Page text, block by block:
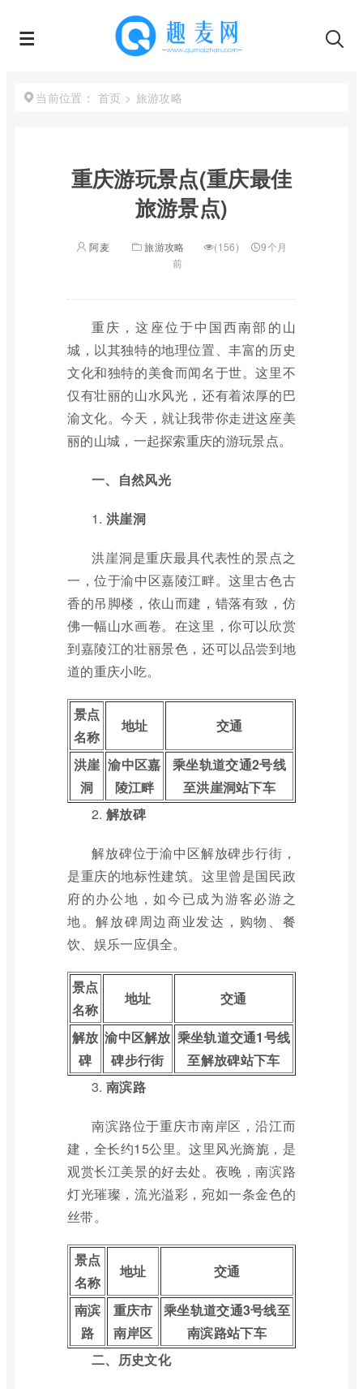
当前位置： 首页 > 旅游攻略
重庆游玩景点(重庆最佳
旅游景点)
阿麦 旅游攻略 (156)
9个月
前
重庆，这座位于中国西南部的山
城，以其独特的地理位置、丰富的历史
文化和独特的美食而闻名于世。这里不
仅有壮丽的山水风光，还有着浓厚的巴
渝文化。今天，就让我带你走进这座美
丽的山城，一起探索重庆的游玩景点。
一、自然风光
1. 洪崖洞
洪崖洞是重庆最具代表性的景点之
一，位于渝中区嘉陵江畔。这里古色古
香的吊脚楼，依山而建，错落有致，仿
佛一幅山水画卷。在这里，你可以欣赏
到嘉陵江的壮丽景色，还可以品尝到地
道的重庆小吃。
景点
名称
地址 交通
洪崖
洞
渝中区嘉
陵江畔
乘坐轨道交通2号线
至洪崖洞站下车
2. 解放碑
解放碑位于渝中区解放碑步行街，
是重庆的地标性建筑。这里曾是国民政
府的办公地，如今已成为游客必游之
地。解放碑周边商业发达，购物、餐
饮、娱乐一应俱全。
景点
名称
地址 交通
解放
碑
渝中区解放
碑步行街
乘坐轨道交通1号线
至解放碑站下车
3. 南滨路
南滨路位于重庆市南岸区，沿江而
建，全长约15公里。这里风光旖旎，是
观赏长江美景的好去处。夜晚，南滨路
灯光璀璨，流光溢彩，宛如一条金色的
丝带。
景点
名称
地址 交通
南滨
路
重庆市
南岸区
乘坐轨道交通3号线至
南滨路站下车
二、历史文化